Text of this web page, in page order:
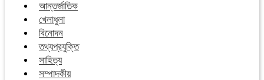
আন্তর্জাতিক
খেলাধুলা
বিনোদন
তথ্যপ্রযুক্তি
সাহিত্য
সম্পাদকীয়